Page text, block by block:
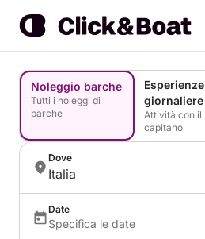
Noleggio barche
Tutti i noleggi di
barche
Esperienze
giornaliere
Attività con il
capitano
Dove
Italia
Date
Specifica le date